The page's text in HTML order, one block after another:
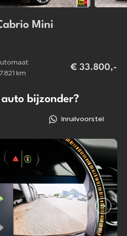
Mini
km
€ 33.800,-
bijzonder?
Inruilvoorstel